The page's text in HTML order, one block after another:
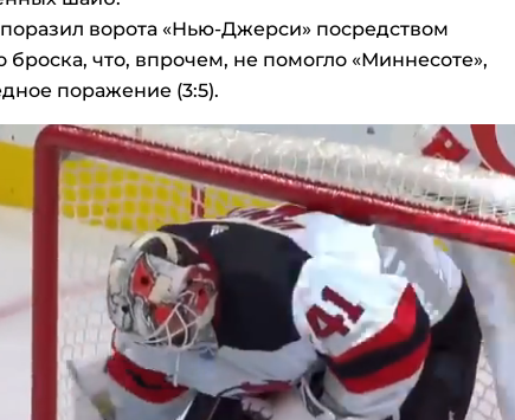
ворота «Нью-Джерси» посредством
броска, что, впрочем, не помогло «Миннесоте»,
поражение (3:5).